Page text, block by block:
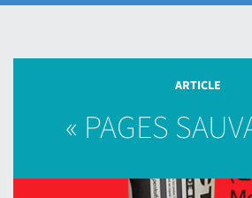
« PAGES
ARTICLE